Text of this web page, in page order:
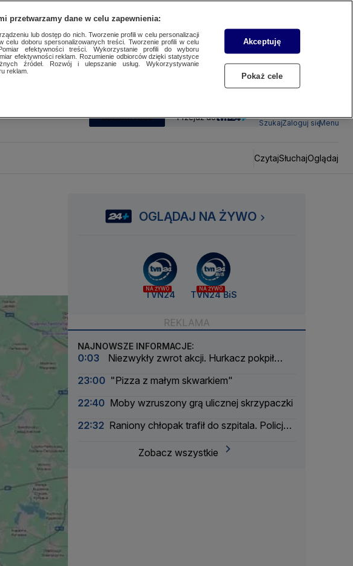
SUBSKRYBUJ Przejdź do
SzukajZaloguj sięMenu
CzytajSłuchajOglądaj
OGLĄDAJ NA ŻYWO
NA ŻYWO
TVN24
NA ŻYWO
TVN24 BiS
NAJNOWSZE INFORMACJE:
0:03
Niezwykły zwrot akcji. Hurkacz pokpił
23:00 "Pizza z małym skwarkiem"
22:40 Moby wzruszony grą ulicznej skrzypaczki
22:32 Raniony chłopak trafił do szpitala. Policja
Zobacz wszystkie
przetwarzamy dane w celu zapewnienia:
lub dostęp do nich. Tworzenie profili w celu personalizacji
celu doboru spersonalizowanych treści. Tworzenie profili w celu
efektywności treści. Wykorzystanie profili do wyboru
efektywności reklam. Rozumienie odbiorców dzięki statystyce
źródeł. Rozwój i ulepszanie usług. Wykorzystywanie
reklam.
Akceptuję
Pokaż cele